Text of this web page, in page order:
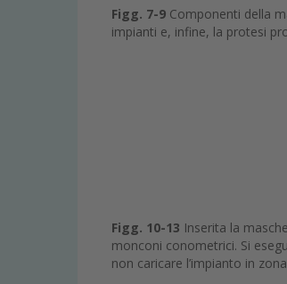
Figg. 7-9 Componenti della
impianti e, infine, la protesi
Figg. 10-13 Inserita la
monconi conometrici. Si
non caricare l’impianto in